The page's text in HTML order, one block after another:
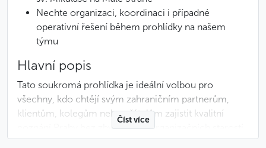
Nechte organizaci, koordinaci i případné
operativní řešení během prohlídky na našem
týmu
Hlavní popis
Tato soukromá prohlídka je ideální volbou pro
všechny, kdo chtějí svým zahraničním partnerům,
klientům, kolegům nebo přátelům zajistit kvalitní
poznání Prahy bez zbytečných organizačních starostí
– ať už se prohlídky účastní společně s nimi, nebo vše
Číst více